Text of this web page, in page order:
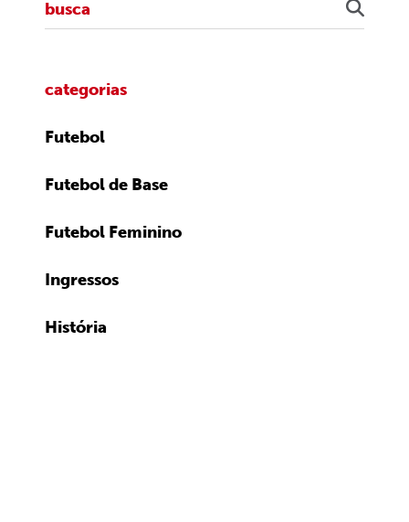
categorias
Futebol
Futebol de Base
Futebol Feminino
Ingressos
História